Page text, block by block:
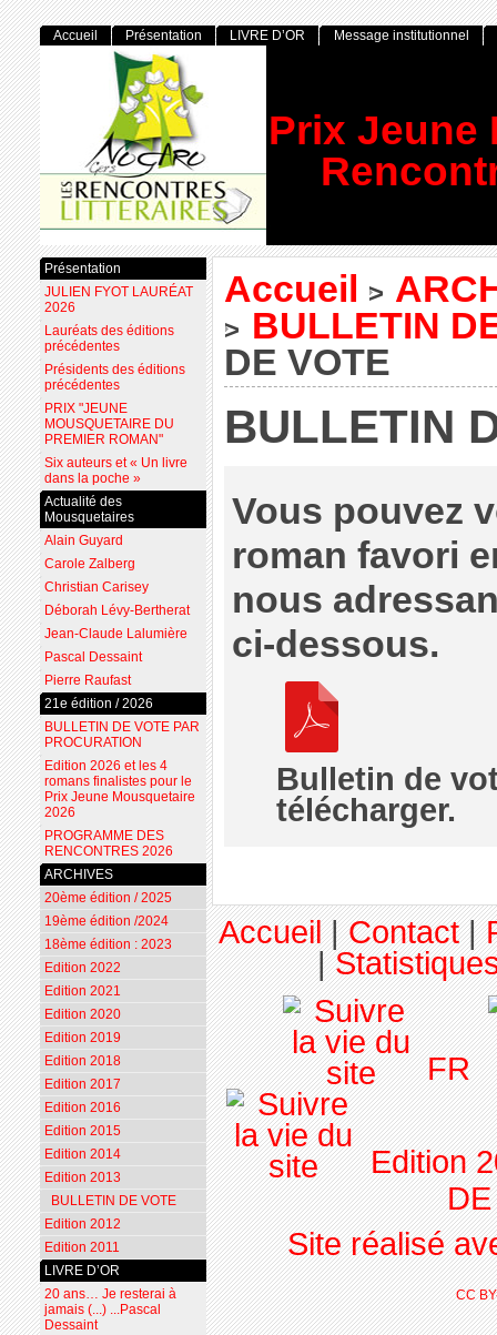
Prix Jeune
Accueil >
> BULLETIN
DE VOTE
BULLETIN
Vous pouvez
roman favori
nous
ci-dessous.
Bulletin de
télécharger.
Accueil Présentation LIVRE D’OR Message institutionnel
Présentation
JULIEN FYOT LAURÉAT
2026
Lauréats des éditions
précédentes
Présidents des éditions
précédentes
PRIX "JEUNE
MOUSQUETAIRE DU
PREMIER ROMAN"
Six auteurs et « Un livre
dans la poche »
Actualité des
Mousquetaires
Alain Guyard
Carole Zalberg
Christian Carisey
Déborah Lévy-Bertherat
Jean-Claude Lalumière
Pascal Dessaint
Pierre Raufast
21e édition / 2026
BULLETIN DE VOTE PAR
PROCURATION
Edition 2026 et les 4
romans finalistes pour le
Prix Jeune Mousquetaire
2026
PROGRAMME DES
RENCONTRES 2026
ARCHIVES
20ème édition / 2025
19ème édition /2024
18ème édition : 2023
Edition 2022
Edition 2021
Edition 2020
Edition 2019
Edition 2018
Edition 2017
Edition 2016
Edition 2015
Edition 2014
Edition 2013
BULLETIN DE VOTE
Edition 2012
Edition 2011
LIVRE D’OR
20 ans… Je resterai à
jamais (...) ...Pascal
Dessaint
Accueil|Contact|
|
FR
Edition
Site réalisé
CC